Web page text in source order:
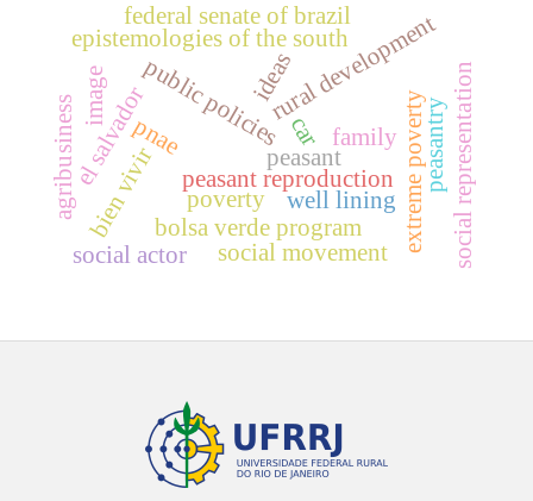
peasant
peasant reproduction
public policies
pnae
rural development
el salvador extreme poverty
poverty
bolsa verde program
epistemologies of the south
bien vivir
social movement
peasantry
agribusiness social representation
image
federal senate of brazil
ideas
well lining
social actor
car family